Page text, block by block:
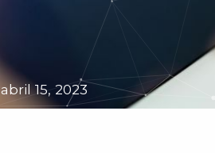
abril 15, 2023